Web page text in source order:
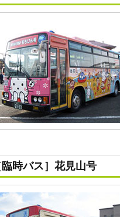
臨時バス］花見山号